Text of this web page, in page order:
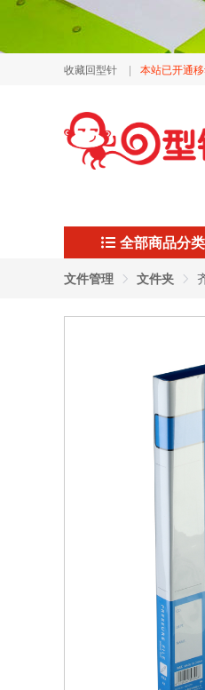
收藏回型针 | 本站已开通
全部商品分类
文件管理 文件夹